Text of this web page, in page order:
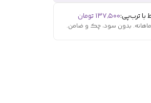
ترب‌پی:۱۳۷٬۵۰۰تومان